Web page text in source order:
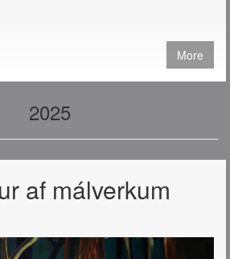
More
2025
af málverkum